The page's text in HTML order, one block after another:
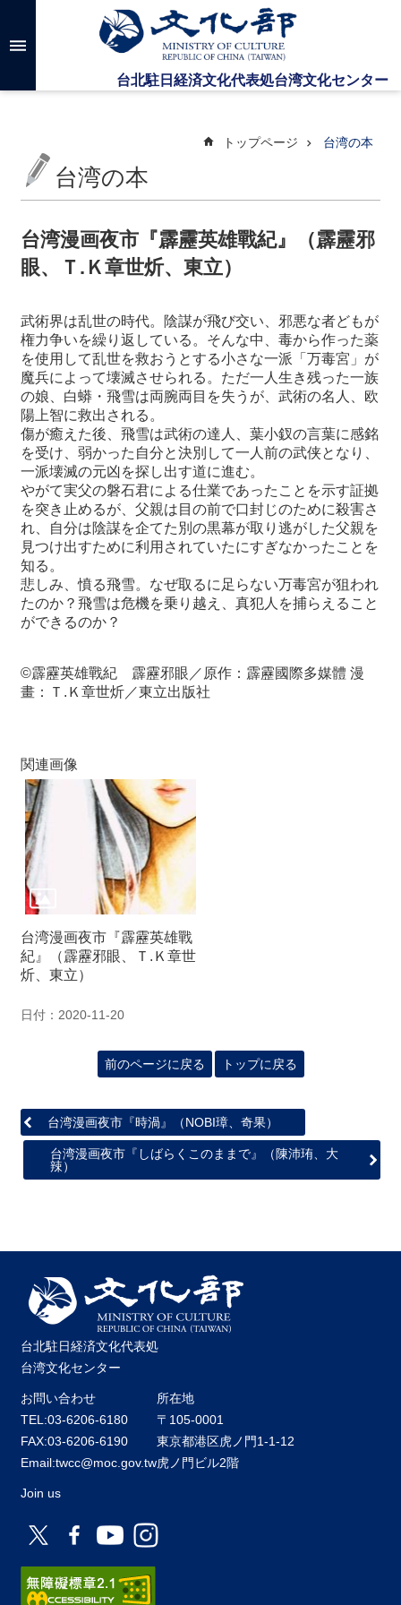
メインのコンテンツブロックにジャンプします
高
検
台
文
化
セ
ー
に
つ
い
て
最
新
情
報
と
申
込
過
去
本
関
連
リ
ン
ク
ホ
ー
ム
サ
トップページ 台湾の本
台湾の本
台湾漫画夜市『霹靂英雄戰紀』（霹靂邪
眼、Ｔ.Ｋ章世炘、東立）
武術界は乱世の時代。陰謀が飛び交い、邪悪な者どもが
権力争いを繰り返している。そんな中、毒から作った薬
を使用して乱世を救おうとする小さな一派「万毒宮」が
魔兵によって壊滅させられる。ただ一人生き残った一族
の娘、白蟒・飛雪は両腕両目を失うが、武術の名人、欧
陽上智に救出される。
傷が癒えた後、飛雪は武術の達人、葉小釵の言葉に感銘
を受け、弱かった自分と決別して一人前の武侠となり、
一派壊滅の元凶を探し出す道に進む。
やがて実父の磐石君による仕業であったことを示す証拠
を突き止めるが、父親は目の前で口封じのために殺害さ
れ、自分は陰謀を企てた別の黒幕が取り逃がした父親を
見つけ出すために利用されていたにすぎなかったことを
知る。
悲しみ、憤る飛雪。なぜ取るに足らない万毒宮が狙われ
たのか？飛雪は危機を乗り越え、真犯人を捕らえること
ができるのか？
©霹靂英雄戰紀 霹靂邪眼／原作：霹靂國際多媒體 漫
畫：Ｔ.Ｋ章世炘／東立出版社
関連画像
台湾漫画夜市『霹靂英雄戰
紀』（霹靂邪眼、Ｔ.Ｋ章世
炘、東立）
日付：2020-11-20
前のページに戻る トップに戻る
台湾漫画夜市『時渦』（NOBI璋、奇果）
台湾漫画夜市『しばらくこのままで』（陳沛珛、大
辣）
台北駐日経済文化代表処
台湾文化センター
お問い合わせ
TEL:03-6206-6180
FAX:03-6206-6190
Email:twcc@moc.gov.tw
所在地
〒105-0001
東京都港区虎ノ門1-1-12
虎ノ門ビル2階
Join us